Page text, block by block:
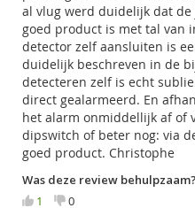
al vlug werd duidelijk dat
goed product is met tal van
detector zelf aansluiten is
duidelijk beschreven in de
detecteren zelf is echt
direct gealarmeerd. En
het alarm onmiddellijk af of
dipswitch of beter nog: via
goed product. Christophe
Was deze review behulpzaam?
1
0